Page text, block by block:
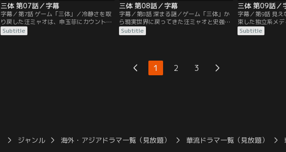
三体 第07話／字幕
字幕／第7話 ゲーム「三体」／冷静さを取
り戻した汪ミャオは、申玉菲にカウントダ
ウン現象の種を分析してみせる。改めて農
場主の正体を尋ねるが、申玉菲は“科学境
Subtitle
三体 第08話／字幕
字幕／第8話 深まる謎／ゲーム「三体」か
ら現実世界に戻ってきた汪ミャオと史強
は“有能な助手”徐冰冰と共に「三体」世界
を検証。ゲームの目的や世界観が謎に包ま
作会社に注目する。その一方で、科学者の
自殺はいまだに続いていた。
Subtitle
三体 第09話／
字幕／第9話 見
束した独立系メ
ー・シン）から
常偉思が下した
Subtitle
1 2 3
ジャンル 海外・アジアドラマ一覧（見放題） 華流ドラマ一覧（見放題）